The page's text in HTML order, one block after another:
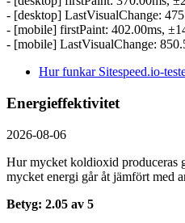
- [desktop] LastVisualChange:
- [mobile] firstPaint: 402.00ms,
- [mobile] LastVisualChange:
Hur funkar Sitespeed.io-
Energieffektivitet
2026-08-06
Hur mycket koldioxid produceras
mycket energi går åt jämfört med
Betyg: 2.05 av 5